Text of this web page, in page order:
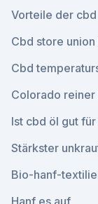
Vorteile der
Cbd store union
Cbd
Colorado reiner
Ist cbd öl gut
Stärkster
Bio-hanf-
Hanf es auf